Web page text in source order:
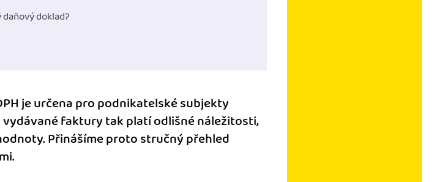
doklad?
je určena pro podnikatelské subjekty
faktury tak platí odlišné náležitosti,
Přinášíme proto stručný přehled